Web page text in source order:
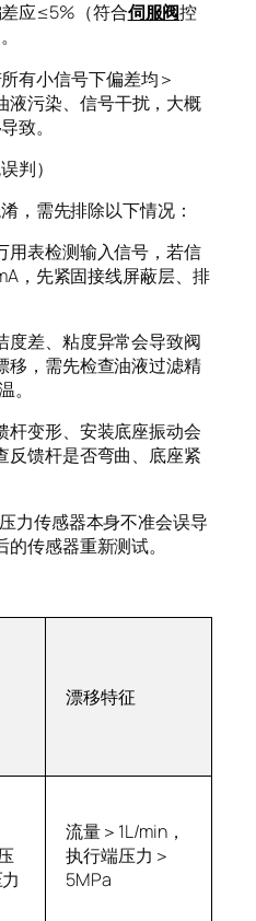
应≤5%（符合伺服阀控
有小信号下偏差均＞
液污染、信号干扰，大概
致。
判）
，需先排除以下情况：
用表检测输入信号，若信
，先紧固接线屏蔽层、排
度差、粘度异常会导致阀
移，需先检查油液过滤精
。
杆变形、安装底座振动会
反馈杆是否弯曲、底座紧
力传感器本身不准会误导
传感器重新测试。
漂移特征
流量＞1L/min，
执行端压力＞
5MPa